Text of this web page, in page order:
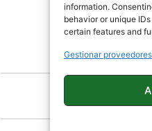
information.
behavior or unique
certain features and
Gestionar proveedores
Meizu